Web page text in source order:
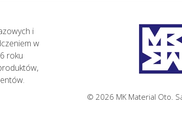
i
w
roku
© 2026 MK Material Oto.